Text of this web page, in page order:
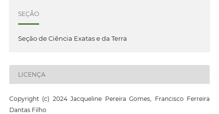
SEÇÃO
Seção de Ciência Exatas e da Terra
LICENÇA
Copyright (c) 2024 Jacqueline Pereira Gomes, Francisco Ferreira
Dantas Filho